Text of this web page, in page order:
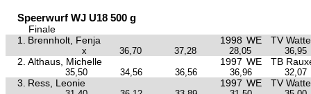
Speerwurf WJ U18 500 g
Finale
1.
Brennholt, Fenja 1998 WE TV
x 36,70 37,28 28,05 36,95
2. Althaus, Michelle 1997 WE TB
35,50 34,56 36,56 36,96 32,07
3. Ress, Leonie 1997 WE TV